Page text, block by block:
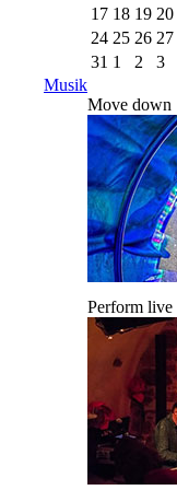
17 18 19 20
24 25 26 27
31 1 2 3
Musik
Move down
Perform live